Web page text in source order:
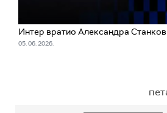
Интер вратио Александра
05. 06. 2026.